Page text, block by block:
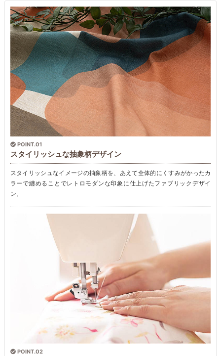
POINT.01
スタイリッシュな抽象柄デザイン
スタイリッシュなイメージの抽象柄を、あえて全体的にくすみがかったカ
ラーで纏めることでレトロモダンな印象に仕上げたファブリックデザイ
ン。
POINT.02